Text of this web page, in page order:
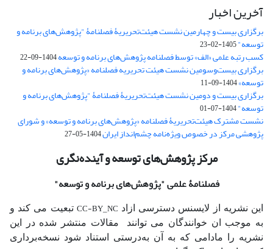
آخرین اخبار
برگزاری بیست و چهارمین نشست هیئت‌تحریریۀ فصلنامۀ "پژوهش‌های برنامه و
توسعه"1405-02-23
کسب رتبه علمی «الف» توسط فصلنامه پژوهش‌های برنامه و توسعه1404-09-22
برگزاری بیست‌وسومین نشست هیئت‌ تحریریه فصلنامه «پژوهش‌های برنامه و
توسعه»1404-09-11
برگزاری بیست و دومین نشست هیئت‌تحریریۀ فصلنامۀ "پژوهش‌های برنامه و
توسعه"1404-07-01
نشست مشترک هیئت‌تحریریۀ فصلنامه «پژوهش‌های برنامه و توسعه» و شورای
پژوهشی مرکز در خصوص ویژه‌نامه چشم‌انداز ایران1404-05-27
مرکز پژوهش‌های توسعه و آینده‌نگری
فصلنامۀ علمی"پژوهش‌های برنامه و توسعه"
این نشریه از لایسنس دسترسی ازاد CC-BY_NC تبعیت می کند و
به موجب ان خوانندگان می توانند مقالات منتشر شده در این
نشریه را مادامی که به آن‌ به‌درستی استناد شود نسخه‌برداری